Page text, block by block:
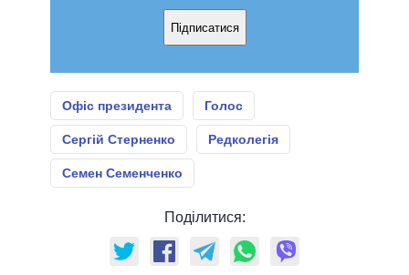
Підписатися
Офіс президента Голос
Сергій Стерненко Редколегія
Семен Семенченко
Поділитися: